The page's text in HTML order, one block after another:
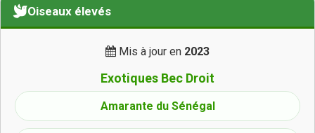
Oiseaux élevés
Mis à jour en 2023
Exotiques Bec Droit
Amarante du Sénégal